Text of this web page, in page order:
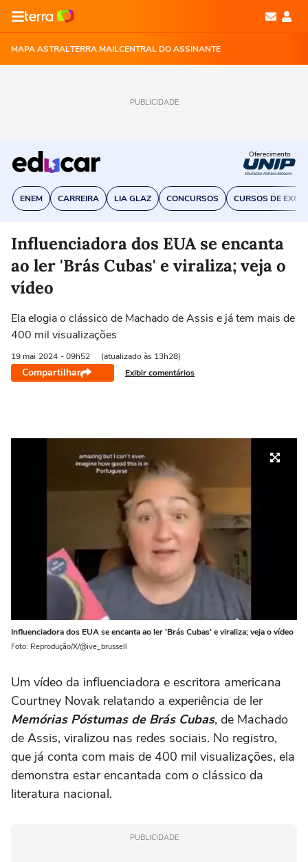
MAPA ASTRALTERRA MAILCENTRAL DO ASSINANTE
PUBLICIDADE
ENEM CARREIRA LIA GLAZ CONCURSOS CURSOS DE EXCEL
Oferecimento
Influenciadora dos EUA se encanta
ao ler 'Brás Cubas' e viraliza; veja o
vídeo
Ela elogia o clássico de Machado de Assis e já tem mais de
400 mil visualizações
19 mai 2024 - 09h52 (atualizado às 13h28)
Compartilhar Exibir comentários
Influenciadora dos EUA se encanta ao ler 'Brás Cubas' e viraliza; veja o vídeo
Foto: Reprodução/X/@ive_brussell
Um vídeo da influenciadora e escritora americana
Courtney Novak relatando a experiência de ler
Memórias Póstumas de Brás Cubas, de Machado
de Assis, viralizou nas redes sociais. No registro,
que já conta com mais de 400 mil visualizações, ela
demonstra estar encantada com o clássico da
literatura nacional.
PUBLICIDADE